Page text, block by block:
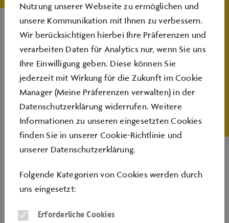
eigene Vision der Stadt von morgen zu entfalten und
umzusetzen.
Dauer: 2 Stunden
Gruppenpreis 1(5 - 8 Kinder): 95 € Euro zzgl.
Eintrittskarten
Gruppenpreis 2(9 - 12 Kinder): 140 € zzgl. Eintrittskarten
Alter: für Kinder ab 6 Jahren
Info: Die Minecraft-Workshops werden mit Laptops
der Autostadt durchgeführt. Erste Erfahrungen im
erforderlich.
Nutzung unserer Webseite zu ermöglichen und
unsere Kommunikation mit Ihnen zu verbessern.
Wir berücksichtigen hierbei Ihre Präferenzen und
verarbeiten Daten für Analytics nur, wenn Sie uns
Ihre Einwilligung geben. Diese können Sie
jederzeit mit Wirkung für die Zukunft im Cookie
Manager (Meine Präferenzen verwalten) in der
Datenschutzerklärung widerrufen. Weitere
Informationen zu unseren eingesetzten Cookies
finden Sie in unserer Cookie-Richtlinie und
unserer Datenschutzerklärung.
Folgende Kategorien von Cookies werden durch
uns eingesetzt:
Erforderliche Cookies